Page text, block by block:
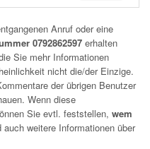
Anruf oder eine
0792862597 erhalten
Sie mehr Informationen
nicht die/der Einzige.
der übrigen Benutzer
Wenn diese
Sie evtl. feststellen, wem
auch weitere Informationen über